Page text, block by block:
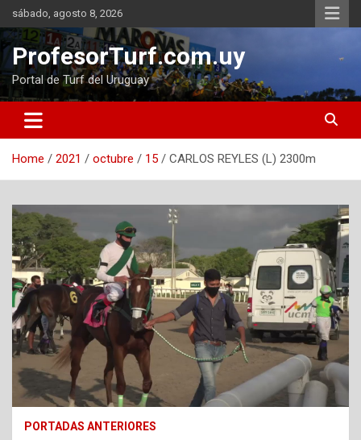
Skip
to
content
sábado, agosto 8, 2026
ProfesorTurf.com.uy
Portal de Turf del Uruguay
Home 2021 octubre 15 CARLOS REYLES (L) 2300m
PORTADAS ANTERIORES